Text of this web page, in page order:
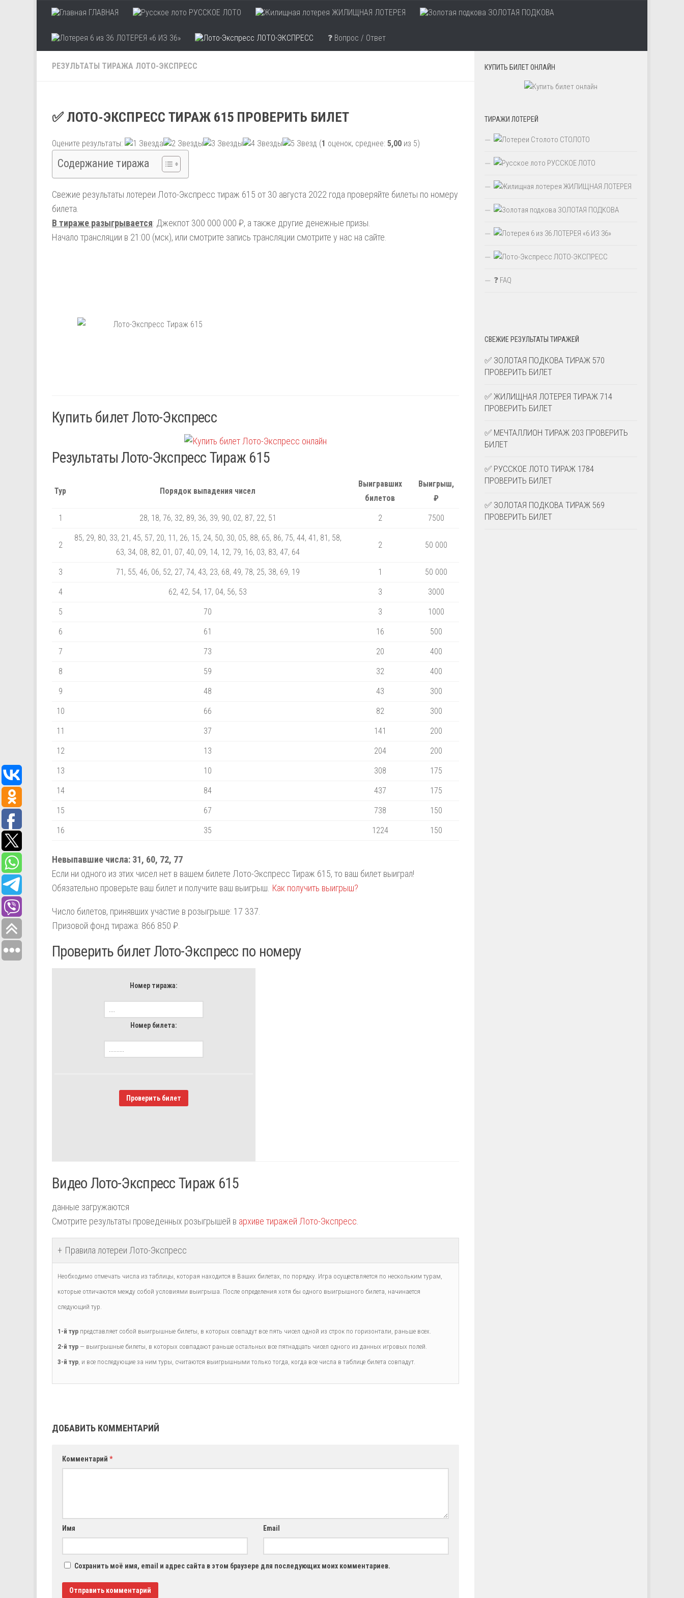
Skip to contentГЛАВНАЯ РУССКОЕ ЛОТО ЖИЛИЩНАЯ ЛОТЕРЕЯ ЗОЛОТАЯ ПОДКОВА
ЛОТЕРЕЯ «6 ИЗ 36» ЛОТО-ЭКСПРЕСС ❓ Вопрос / Ответ
РЕЗУЛЬТАТЫ ТИРАЖА ЛОТО-ЭКСПРЕСС
✅ ЛОТО-ЭКСПРЕСС ТИРАЖ 615 ПРОВЕРИТЬ БИЛЕТ
Оцените результаты: (1 оценок, среднее: 5,00 из 5)
Содержание тиража
Свежие результаты лотереи Лото-Экспресс тираж 615 от 30 августа 2022 года проверяйте билеты по номеру
билета.
В тираже разыгрывается: Джекпот 300 000 000 ₽, а также другие денежные призы.
Начало трансляции в 21:00 (мск), или смотрите запись трансляции смотрите у нас на сайте.
Купить билет Лото-Экспресс
Результаты Лото-Экспресс Тираж 615
Тур Порядок выпадения чисел
Выигравших
билетов
Выигрыш,
₽
1 28, 18, 76, 32, 89, 36, 39, 90, 02, 87, 22, 51 2 7500
2
85, 29, 80, 33, 21, 45, 57, 20, 11, 26, 15, 24, 50, 30, 05, 88, 65, 86, 75, 44, 41, 81, 58,
63, 34, 08, 82, 01, 07, 40, 09, 14, 12, 79, 16, 03, 83, 47, 64
2 50 000
3 71, 55, 46, 06, 52, 27, 74, 43, 23, 68, 49, 78, 25, 38, 69, 19 1 50 000
4 62, 42, 54, 17, 04, 56, 53 3 3000
5 70 3 1000
6 61 16 500
7 73 20 400
8 59 32 400
9 48 43 300
10 66 82 300
11 37 141 200
12 13 204 200
13 10 308 175
14 84 437 175
15 67 738 150
16 35 1224 150
Невыпавшие числа: 31, 60, 72, 77
Если ни одного из этих чисел нет в вашем билете Лото-Экспресс Тираж 615, то ваш билет выиграл!
Обязательно проверьте ваш билет и получите ваш выигрыш. Как получить выигрыш?
Число билетов, принявших участие в розыгрыше: 17 337.
Призовой фонд тиража: 866 850 ₽.
Проверить билет Лото-Экспресс по номеру
Номер тиража:
Номер билета:
Проверить билет
Видео Лото-Экспресс Тираж 615
данные загружаются
Смотрите результаты проведенных розыгрышей в архиве тиражей Лото-Экспресс
Правила лотереи Лото-Экспресс
Необходимо отмечать числа из таблицы, которая находится в Ваших билетах, по порядку. Игра осуществляется по нескольким турам,
которые отличаются между собой условиями выигрыша. После определения хотя бы одного выигрышного билета, начинается
следующий тур.
1-й тур представляет собой выигрышные билеты, в которых совпадут все пять чисел одной из строк по горизонтали, раньше всех.
2-й тур — выигрышные билеты, в которых совпадают раньше остальных все пятнадцать чисел одного из данных игровых полей.
3-й тур , и все последующие за ним туры, считаются выигрышными только тогда, когда все числа в таблице билета совпадут.
ДОБАВИТЬ КОММЕНТАРИЙ
Комментарий *
Имя Email
Сохранить моё имя, email и адрес сайта в этом браузере для последующих моих комментариев.
КУПИТЬ БИЛЕТ ОНЛАЙН
ТИРАЖИ ЛОТЕРЕЙ
СТОЛОТО
РУССКОЕ ЛОТО
ЖИЛИЩНАЯ ЛОТЕРЕЯ
ЗОЛОТАЯ ПОДКОВА
ЛОТЕРЕЯ «6 ИЗ 36»
ЛОТО-ЭКСПРЕСС
❓ FAQ
СВЕЖИЕ РЕЗУЛЬТАТЫ ТИРАЖЕЙ
✅ ЗОЛОТАЯ ПОДКОВА ТИРАЖ 570
ПРОВЕРИТЬ БИЛЕТ
✅ ЖИЛИЩНАЯ ЛОТЕРЕЯ ТИРАЖ 714
ПРОВЕРИТЬ БИЛЕТ
✅ МЕЧТАЛЛИОН ТИРАЖ 203 ПРОВЕРИТЬ
БИЛЕТ
✅ РУССКОЕ ЛОТО ТИРАЖ 1784
ПРОВЕРИТЬ БИЛЕТ
✅ ЗОЛОТАЯ ПОДКОВА ТИРАЖ 569
ПРОВЕРИТЬ БИЛЕТ